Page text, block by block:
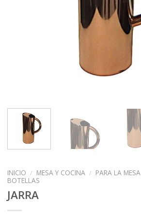
INICIO / MESA Y COCINA / PARA LA MESA
BOTELLAS
JARRA